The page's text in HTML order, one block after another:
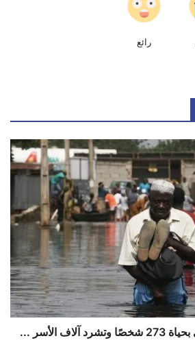
رائع
الأسر ...